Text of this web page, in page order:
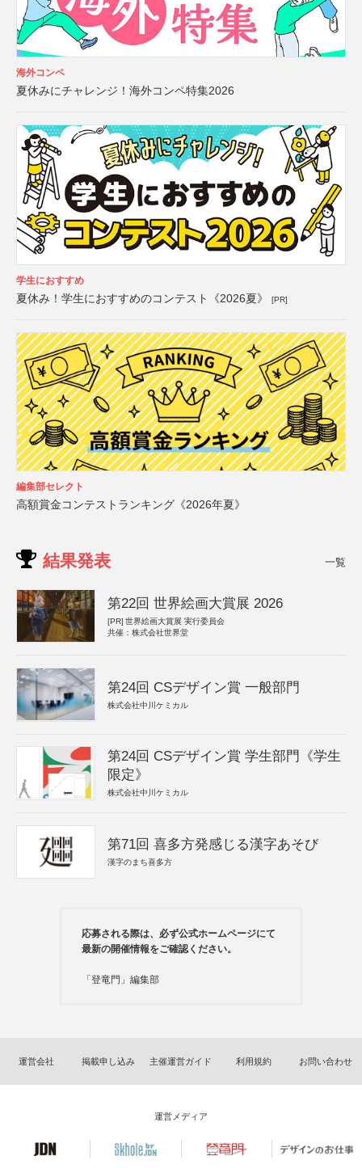
海外コンペ
夏休みにチャレンジ！海外コンペ特集2026
学生におすすめ
夏休み！学生におすすめのコンテスト《2026夏》 [PR]
編集部セレクト
高額賞金コンテストランキング《2026年夏》
結果発表 一覧
第22回 世界絵画大賞展 2026
[PR] 世界絵画大賞展 実行委員会
共催：株式会社世界堂
第24回 CSデザイン賞 一般部門
株式会社中川ケミカル
第24回 CSデザイン賞 学生部門《学生
限定》
株式会社中川ケミカル
第71回 喜多方発感じる漢字あそび
漢字のまち喜多方
応募される際は、必ず公式ホームページにて
最新の開催情報をご確認ください。
「登竜門」編集部
運営会社 掲載申し込み 主催運営ガイド 利用規約 お問い合わせ
運営メディア